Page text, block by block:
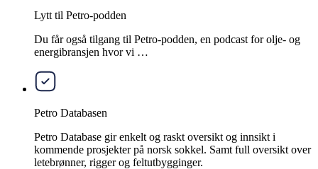
Lytt til Petro-podden
Du får også tilgang til Petro-podden, en podcast for olje- og
energibransjen hvor vi …
Petro Databasen
Petro Database gir enkelt og raskt oversikt og innsikt i
kommende prosjekter på norsk sokkel. Samt full oversikt over
letebrønner, rigger og feltutbygginger.